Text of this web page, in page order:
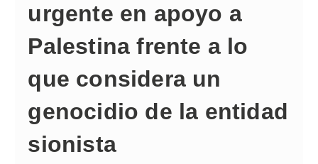
urgente en apoyo a
Palestina frente a lo
que considera un
genocidio de la entidad
sionista